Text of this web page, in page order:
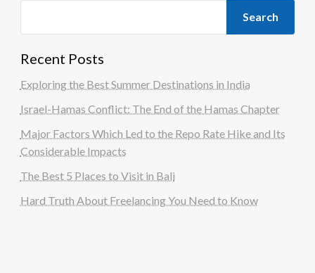
Search
Recent Posts
Exploring the Best Summer Destinations in India
Israel-Hamas Conflict: The End of the Hamas Chapter
Major Factors Which Led to the Repo Rate Hike and Its
Considerable Impacts
The Best 5 Places to Visit in Bali
Hard Truth About Freelancing You Need to Know